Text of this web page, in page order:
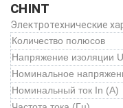
CHINT
Электротехнические
Количество полюсов
Напряжение изоляции
Номинальное
Номинальный ток In (А)